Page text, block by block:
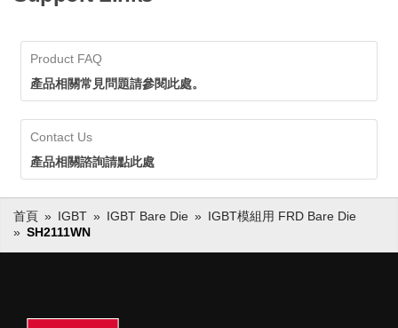
Product FAQ
產品相關常見問題請參閱此處。
Contact Us
產品相關諮詢請點此處
首頁 IGBT IGBT Bare Die
IGBT模組用 FRD Bare Die
SH2111WN